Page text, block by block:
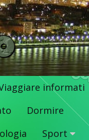
informati
Dormire
Sport